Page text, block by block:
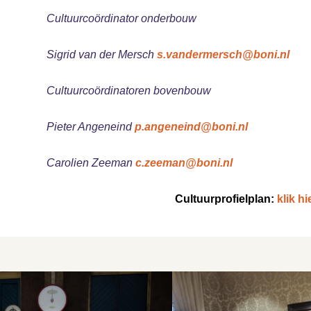
Cultuurcoördinator onderbouw
Sigrid van der Merschs.vandermersch@boni.nl
Cultuurcoördinatoren bovenbouw
Pieter Angeneindp.angeneind@boni.nl
Carolien Zeemanc.zeeman@boni.nl
Cultuurprofielplan: klik